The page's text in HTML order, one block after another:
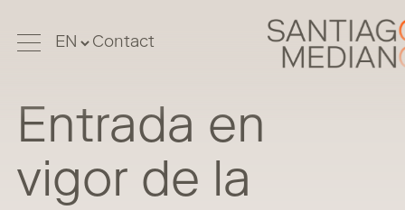
Contact
Entrada en
vigor de la